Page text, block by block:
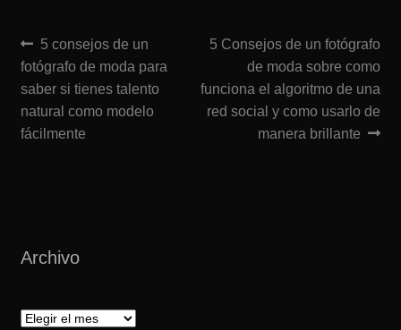
Navegación
de
entradas
Anterior:
5 consejos de un
fotógrafo de moda para
saber si tienes talento
natural como modelo
fácilmente
Siguiente:
5 Consejos de un fotógrafo
de moda sobre como
funciona el algoritmo de una
red social y como usarlo de
manera brillante
Archivo
Archivo